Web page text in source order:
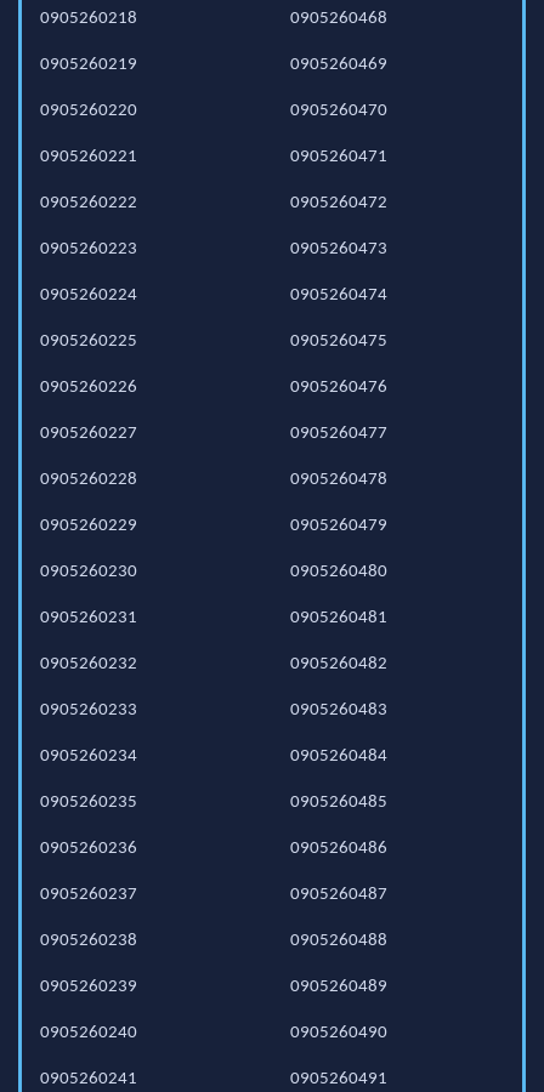
0905260218
0905260219
0905260220
0905260221
0905260222
0905260223
0905260224
0905260225
0905260226
0905260227
0905260228
0905260229
0905260230
0905260231
0905260232
0905260233
0905260234
0905260235
0905260236
0905260237
0905260238
0905260239
0905260240
0905260241
0905260468
0905260469
0905260470
0905260471
0905260472
0905260473
0905260474
0905260475
0905260476
0905260477
0905260478
0905260479
0905260480
0905260481
0905260482
0905260483
0905260484
0905260485
0905260486
0905260487
0905260488
0905260489
0905260490
0905260491